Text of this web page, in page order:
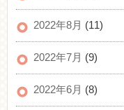
2022年8月 (11)
2022年7月 (9)
2022年6月 (8)